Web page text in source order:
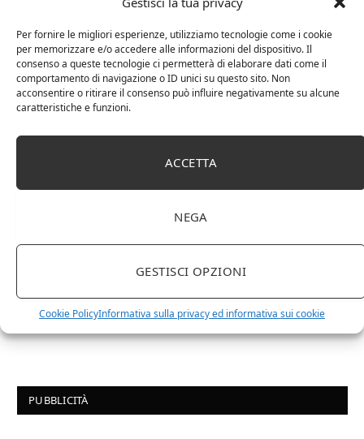
Per fornire le migliori esperienze, utilizziamo tecnologie come i cookie
per memorizzare e/o accedere alle informazioni del dispositivo. Il
consenso a queste tecnologie ci permetterà di elaborare dati come il
comportamento di navigazione o ID unici su questo sito. Non
acconsentire o ritirare il consenso può influire negativamente su alcune
caratteristiche e funzioni.
ACCETTA
NEGA
GESTISCI OPZIONI
Cookie PolicyInformativa sulla privacy ed informativa sui cookie
Chanson Pere & Fils – Chassagne Montrachet
(box 3 x 0,75l) Mr. Vino bianco
Le Casematte – Faro (box 6 x 0,75l) Mr. Vino Rosso
PUBBLICITÀ